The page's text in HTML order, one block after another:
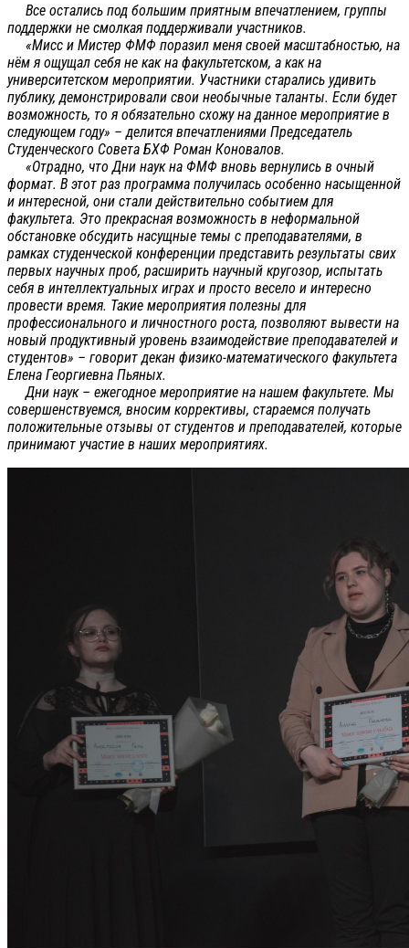
Все остались под большим приятным впечатлением, группы
поддержки не смолкая поддерживали участников.
«Мисс и Мистер ФМФ поразил меня своей масштабностью, на
нём я ощущал себя не как на факультетском, а как на
университетском мероприятии. Участники старались удивить
публику, демонстрировали свои необычные таланты. Если будет
возможность, то я обязательно схожу на данное мероприятие в
следующем году» – делится впечатлениями Председатель
Студенческого Совета БХФ Роман Коновалов.
«Отрадно, что Дни наук на ФМФ вновь вернулись в очный
формат. В этот раз программа получилась особенно насыщенной
и интересной, они стали действительно событием для
факультета. Это прекрасная возможность в неформальной
обстановке обсудить насущные темы с преподавателями, в
рамках студенческой конференции представить результаты свих
первых научных проб, расширить научный кругозор, испытать
себя в интеллектуальных играх и просто весело и интересно
провести время. Такие мероприятия полезны для
профессионального и личностного роста, позволяют вывести на
новый продуктивный уровень взаимодействие преподавателей и
студентов» – говорит декан физико-математического факультета
Елена Георгиевна Пьяных.
Дни наук – ежегодное мероприятие на нашем факультете. Мы
совершенствуемся, вносим коррективы, стараемся получать
положительные отзывы от студентов и преподавателей, которые
принимают участие в наших мероприятиях.